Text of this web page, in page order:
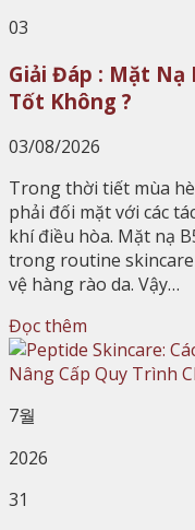
03
Giải Đáp : Mặt Nạ
Tốt Không ?
03/08/2026
Trong thời tiết mùa
phải đối mặt với các
khí điều hòa. Mặt nạ
trong routine
vệ hàng rào da. Vậy…
Đọc thêm
7월
2026
31